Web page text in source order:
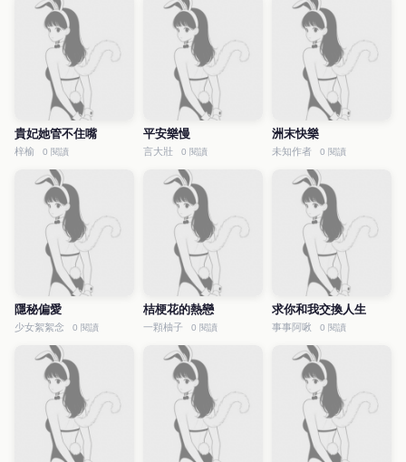
貴妃她管不住嘴
梓榆 0 閱讀
平安樂慢
言大壯 0 閱讀
洲末快樂
未知作者 0 閱讀
隱秘偏愛
少女絮絮念 0 閱讀
桔梗花的熱戀
一顆柚子 0 閱讀
求你和我交換人生
事事阿啾 0 閱讀